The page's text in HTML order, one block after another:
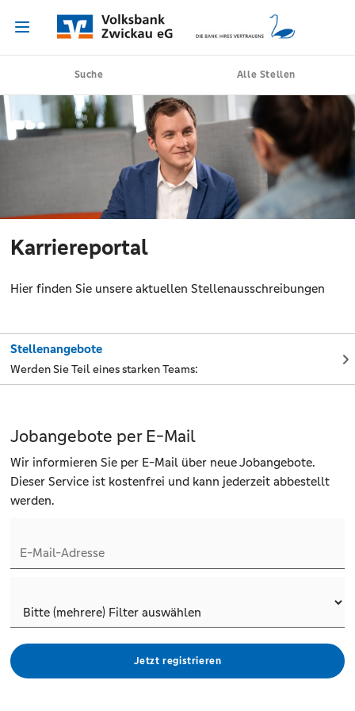
Suche Alle Stellen
Karriereportal
Hier finden Sie unsere aktuellen Stellenausschreibungen
Stellenangebote
Werden Sie Teil eines starken Teams:
Jobangebote per E-Mail
Wir informieren Sie per E-Mail über neue Jobangebote.
Dieser Service ist kostenfrei und kann jederzeit abbestellt
werden.